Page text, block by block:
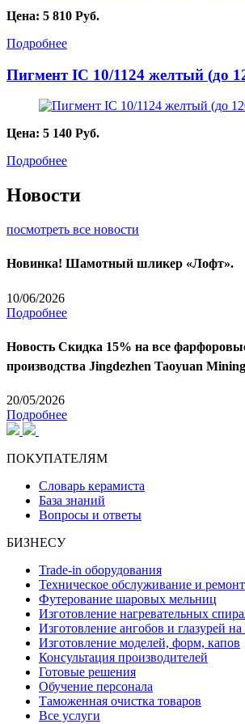
Цена: 5 810 Руб.
Подробнее
Пигмент IC 10/1124 желтый (до
Цена: 5 140 Руб.
Подробнее
Новости
посмотреть все новости
Новинка! Шамотный шликер «Лофт».
10/06/2026
Подробнее
Новость Скидка 15% на все
производства Jingdezhen Taoyuan
20/05/2026
Подробнее
ПОКУПАТЕЛЯМ
Словарь керамиста
База знаний
Вопросы и ответы
БИЗНЕСУ
Trade-in оборудования
Техническое обслуживание и
Футерование шаровых мельниц
Изготовление нагревательных
Изготовление ангобов и глазурей на
Изготовление моделей, форм, капов
Консультация производителей
Готовые решения
Обучение персонала
Таможенная очистка товаров
Все услуги